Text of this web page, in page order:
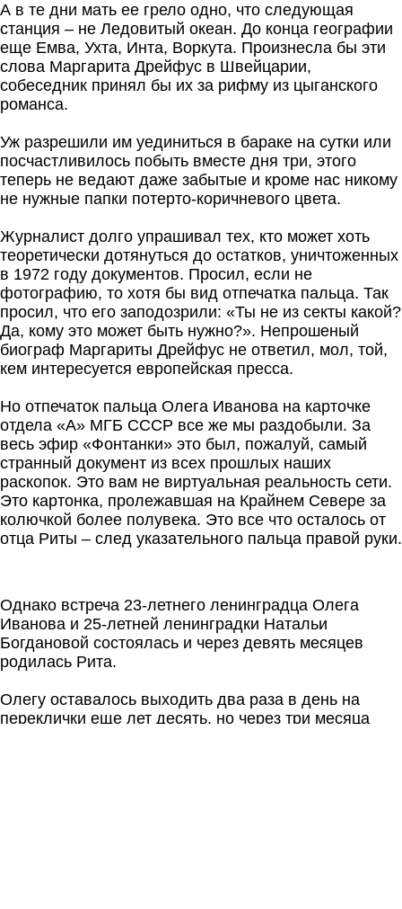
А в те дни мать ее грело одно, что следующая
станция – не Ледовитый океан. До конца географии
еще Емва, Ухта, Инта, Воркута. Произнесла бы эти
слова Маргарита Дрейфус в Швейцарии,
собеседник принял бы их за рифму из цыганского
романса.
Уж разрешили им уединиться в бараке на сутки или
посчастливилось побыть вместе дня три, этого
теперь не ведают даже забытые и кроме нас никому
не нужные папки потерто-коричневого цвета.
Журналист долго упрашивал тех, кто может хоть
теоретически дотянуться до остатков, уничтоженных
в 1972 году документов. Просил, если не
фотографию, то хотя бы вид отпечатка пальца. Так
просил, что его заподозрили: «Ты не из секты какой?
Да, кому это может быть нужно?». Непрошеный
биограф Маргариты Дрейфус не ответил, мол, той,
кем интересуется европейская пресса.
Но отпечаток пальца Олега Иванова на карточке
отдела «А» МГБ СССР все же мы раздобыли. За
весь эфир «Фонтанки» это был, пожалуй, самый
странный документ из всех прошлых наших
раскопок. Это вам не виртуальная реальность сети.
Это картонка, пролежавшая на Крайнем Севере за
колючкой более полувека. Это все что осталось от
отца Риты – след указательного пальца правой руки.
Однако встреча 23-летнего ленинградца Олега
Иванова и 25-летней ленинградки Натальи
Богдановой состоялась и через девять месяцев
родилась Рита.
Олегу оставалось выходить два раза в день на
переклички еще лет десять, но через три месяца